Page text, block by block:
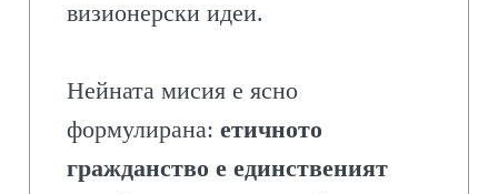
визионерски идеи.
Нейната мисия е ясно
формулирана:етичното
гражданство е единственият